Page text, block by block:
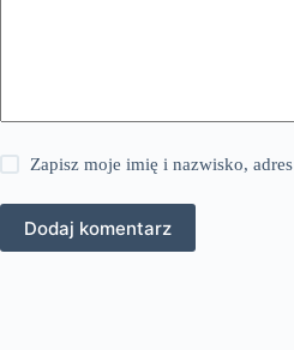
Zapisz moje imię i nazwisko,
Dodaj komentarz